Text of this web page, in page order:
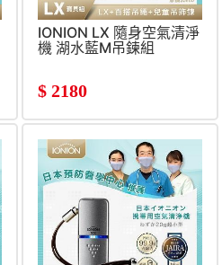
IONION LX 隨身空氣清淨
機 湖水藍M吊鍊組
$ 2180